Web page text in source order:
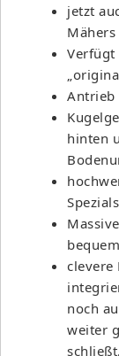
jetzt
Verfügt
Antrieb
hinten
clevere
noch
weiter